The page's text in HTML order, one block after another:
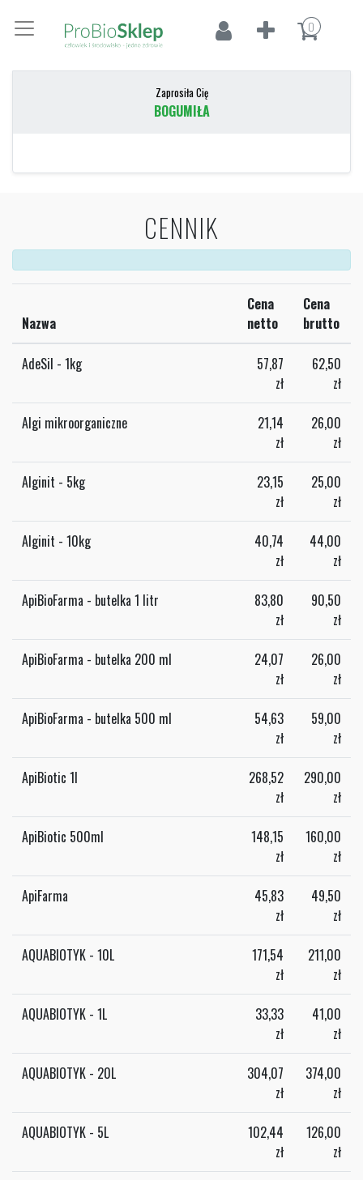
0
Zaprosiła Cię
BOGUMIŁA
CENNIK
Nazwa
Cena
netto
Cena
brutto
AdeSil - 1kg
57,87
zł
62,50
zł
Algi mikroorganiczne
21,14
zł
26,00
zł
Alginit - 5kg
23,15
zł
25,00
zł
Alginit - 10kg
40,74
zł
44,00
zł
ApiBioFarma - butelka 1 litr
83,80
zł
90,50
zł
ApiBioFarma - butelka 200 ml
24,07
zł
26,00
zł
ApiBioFarma - butelka 500 ml
54,63
zł
59,00
zł
ApiBiotic 1l
268,52
zł
290,00
zł
ApiBiotic 500ml
148,15
zł
160,00
zł
ApiFarma
45,83
zł
49,50
zł
AQUABIOTYK - 10L
171,54
zł
211,00
zł
AQUABIOTYK - 1L
33,33
zł
41,00
zł
AQUABIOTYK - 20L
304,07
zł
374,00
zł
AQUABIOTYK - 5L
102,44
zł
126,00
zł